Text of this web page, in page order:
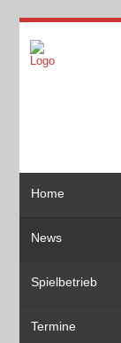
Home
News
Spielbetrieb
Termine